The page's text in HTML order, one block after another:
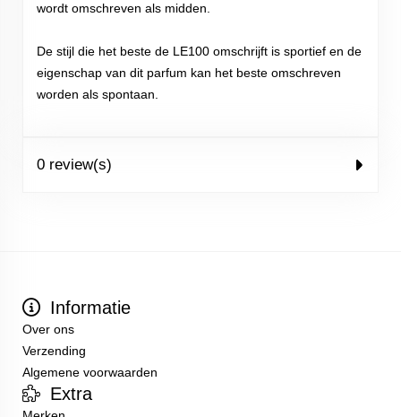
wordt omschreven als midden.
De stijl die het beste de LE100 omschrijft is sportief en de
eigenschap van dit parfum kan het beste omschreven
worden als spontaan.
0 review(s)
Informatie
Over ons
Verzending
Algemene voorwaarden
Extra